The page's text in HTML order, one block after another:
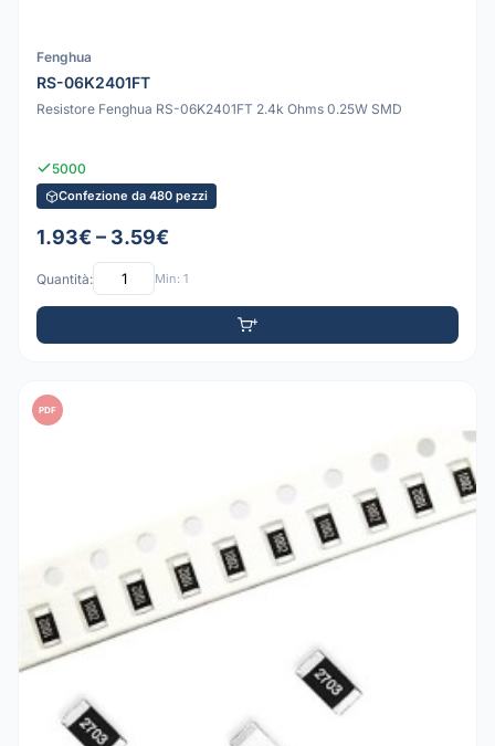
Fenghua
RS-06K2401FT
Resistore Fenghua RS-06K2401FT 2.4k Ohms 0.25W SMD
5000
Confezione da 480 pezzi
1.93€ – 3.59€
Quantità: Min: 1
PDF